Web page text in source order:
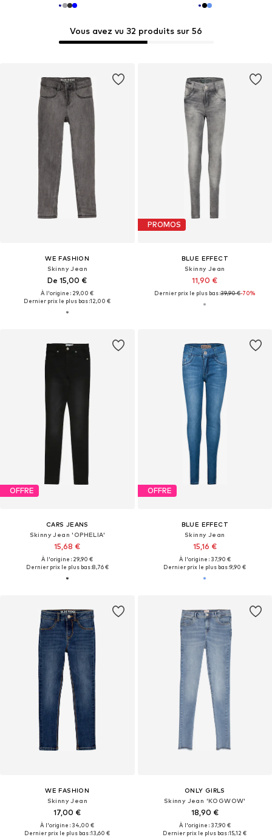
WE FASHION
Skinny Jean
De 15,00 €
À l'origine : 29,00 €
Dernier prix le plus bas :12,00 €
Vous avez vu 32 produits sur 56
PROMOS
BLUE EFFECT
Skinny Jean
11,90 €
Dernier prix le plus bas :39,90 €-70%
OFFRE
CARS JEANS
Skinny Jean 'OPHELIA'
15,68 €
À l'origine : 29,90 €
Dernier prix le plus bas :8,76 €
OFFRE
BLUE EFFECT
Skinny Jean
15,16 €
À l'origine : 37,90 €
Dernier prix le plus bas :9,90 €
WE FASHION
Skinny Jean
17,00 €
À l'origine : 34,00 €
Dernier prix le plus bas :13,60 €
ONLY GIRLS
Skinny Jean 'KOGWOW'
18,90 €
À l'origine : 37,90 €
Dernier prix le plus bas :15,12 €